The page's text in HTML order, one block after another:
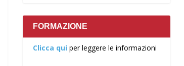
FORMAZIONE
Clicca qui per leggere le informazioni